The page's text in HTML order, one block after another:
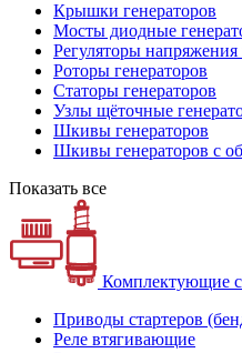
Крышки генераторов
Мосты диодные
Регуляторы напряжения
Роторы генераторов
Статоры генераторов
Узлы щёточные
Шкивы генераторов
Шкивы генераторов с
Показать все
Комплектующие
Приводы стартеров
Реле втягивающие